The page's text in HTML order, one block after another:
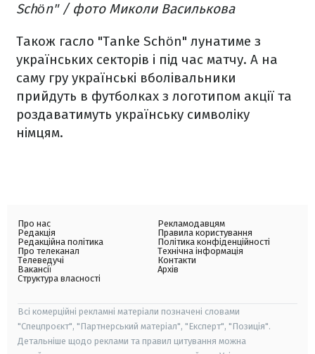
Schön" / фото Миколи Василькова
Також гасло "Tanke Schön" лунатиме з
українських секторів і під час матчу. А на
саму гру українські вболівальники
прийдуть в футболках з логотипом акції та
роздаватимуть українську символіку
німцям.
Про нас
Редакція
Редакційна політика
Про телеканал
Телеведучі
Вакансії
Структура власності
Рекламодавцям
Правила користування
Політика конфіденційності
Технічна інформація
Контакти
Архів
Всі комерційні рекламні матеріали позначені словами
"Спецпроєкт", "Партнерський матеріал", "Експерт", "Позиція".
Детальніше щодо реклами та правил цитування можна